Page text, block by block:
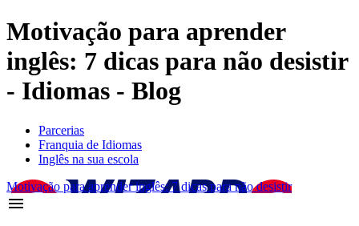
Motivação para aprender
inglês: 7 dicas para não desistir
- Idiomas - Blog
Parcerias
Franquia de Idiomas
Inglês na sua escola
Motivação para aprender inglês: 7 dicas para não desistir
menu